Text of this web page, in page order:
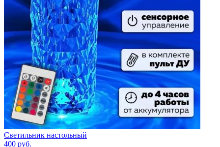
Светильник настольный
400 руб.